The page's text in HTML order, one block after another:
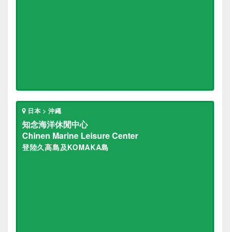
日本 > 沖繩
知念海洋休閒中心
Chinen Marine Leisure Center
登陸久高島及KOMAKA島